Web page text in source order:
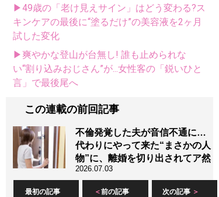
▶49歳の「老け見えサイン」はどう変わる?ス
キンケアの最後に“塗るだけ”の美容液を2ヶ月
試した変化
▶爽やかな登山が台無し! 誰も止められな
い“割り込みおじさん”が...女性客の「鋭いひと
言」で最後尾へ
この連載の前回記事
不倫発覚した夫が音信不通に…
代わりにやって来た“まさかの人
物”に、離婚を切り出されてア然
2026.07.03
最初の記事 前の記事 次の記事